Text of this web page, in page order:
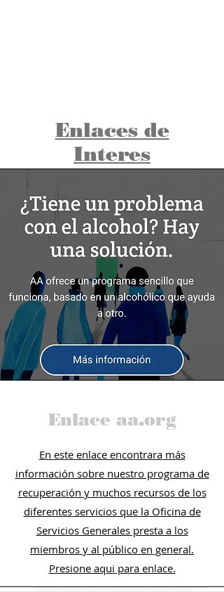
Enlaces de
Interes
Enlace aa.org
En este enlace encontrara más
información sobre nuestro programa de
recuperación y muchos recursos de los
diferentes servicios que la Oficina de
Servicios Generales presta a los
miembros y al público en general.
Presione aqui para enlace.